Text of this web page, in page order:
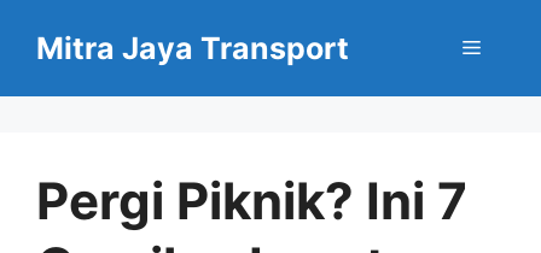
Mitra Jaya Transport Menu
Pergi Piknik? Ini 7